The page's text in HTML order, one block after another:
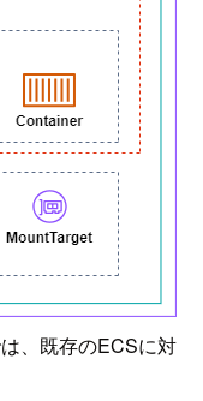
、既存のECSに対